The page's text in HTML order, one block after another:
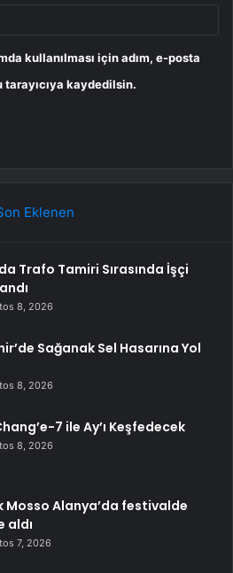
kullanılması için adım, e-posta
kaydedilsin.
Eklenen
Trafo Tamiri Sırasında İşçi
8, 2026
Sağanak Sel Hasarına Yol
8, 2026
7 ile Ay’ı Keşfedecek
8, 2026
Mosso Alanya’da festivalde
aldı
7, 2026